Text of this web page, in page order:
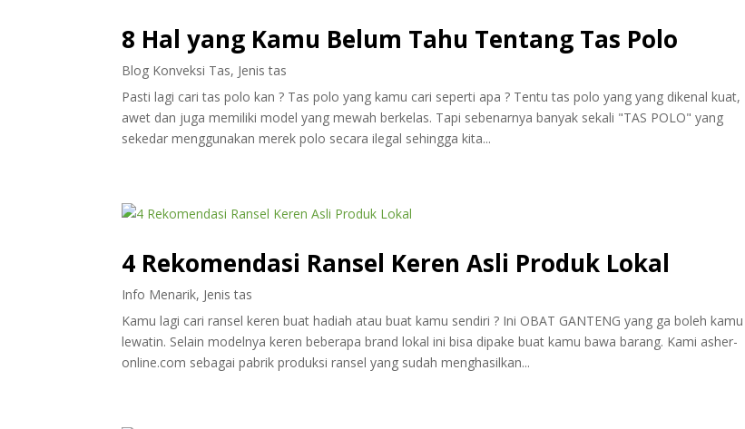
8 Hal yang Kamu Belum Tahu Tentang Tas Polo
Blog Konveksi Tas, Jenis tas
Pasti lagi cari tas polo kan ? Tas polo yang kamu cari seperti apa ? Tentu tas polo yang yang dikenal kuat,
awet dan juga memiliki model yang mewah berkelas. Tapi sebenarnya banyak sekali "TAS POLO" yang
sekedar menggunakan merek polo secara ilegal sehingga kita...
4 Rekomendasi Ransel Keren Asli Produk Lokal
Info Menarik, Jenis tas
Kamu lagi cari ransel keren buat hadiah atau buat kamu sendiri ? Ini OBAT GANTENG yang ga boleh kamu
lewatin. Selain modelnya keren beberapa brand lokal ini bisa dipake buat kamu bawa barang. Kami asher-
online.com sebagai pabrik produksi ransel yang sudah menghasilkan...